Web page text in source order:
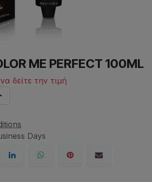
ME PERFECT 100ML
δείτε την τιμή
Days